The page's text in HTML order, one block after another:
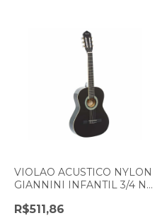
VIOLAO ACUSTICO NYLON
GIANNINI INFANTIL 3/4 N6
R$511,86